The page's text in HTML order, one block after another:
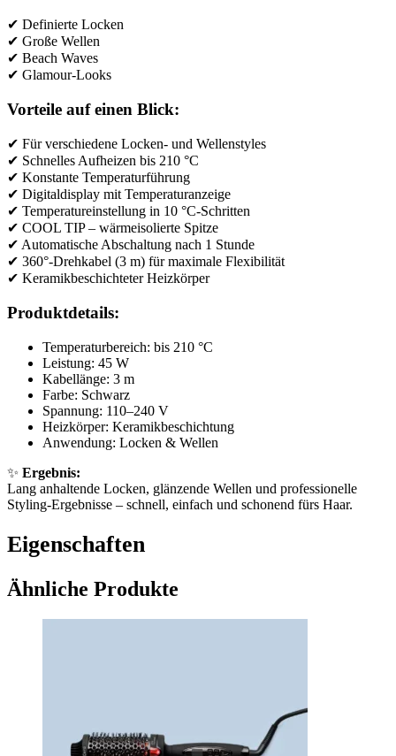
✔ Definierte Locken
✔ Große Wellen
✔ Beach Waves
✔ Glamour-Looks
Vorteile auf einen Blick:
✔ Für verschiedene Locken- und Wellenstyles
✔ Schnelles Aufheizen bis 210 °C
✔ Konstante Temperaturführung
✔ Digitaldisplay mit Temperaturanzeige
✔ Temperatureinstellung in 10 °C-Schritten
✔ COOL TIP – wärmeisolierte Spitze
✔ Automatische Abschaltung nach 1 Stunde
✔ 360°-Drehkabel (3 m) für maximale Flexibilität
✔ Keramikbeschichteter Heizkörper
Produktdetails:
Temperaturbereich: bis 210 °C
Leistung: 45 W
Kabellänge: 3 m
Farbe: Schwarz
Spannung: 110–240 V
Heizkörper: Keramikbeschichtung
Anwendung: Locken & Wellen
✨ Ergebnis:
Lang anhaltende Locken, glänzende Wellen und professionelle
Styling-Ergebnisse – schnell, einfach und schonend fürs Haar.
Eigenschaften
Ähnliche Produkte